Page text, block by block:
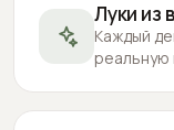
Луки из
Каждый
реальную